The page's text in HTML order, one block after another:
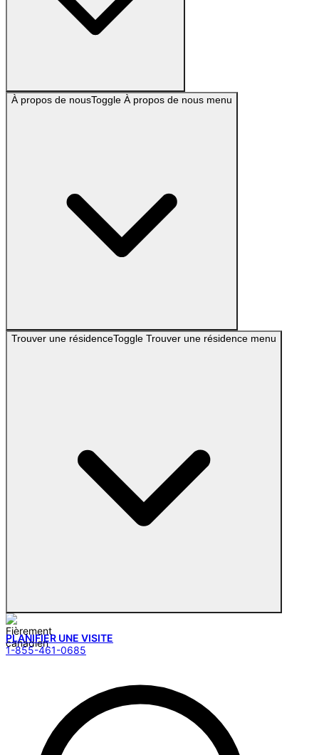
À propos de nousToggle À propos de nous menu
Trouver une résidenceToggle Trouver une résidence menu
PLANIFIER UNE VISITE
1-855-461-0685